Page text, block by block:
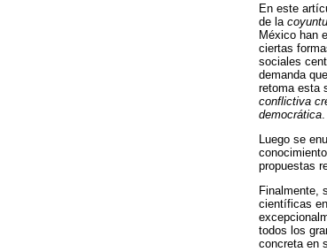
En este
de la
México han
ciertas
sociales
demanda
retoma esta
conflictiva
democrática
Luego se
propuestas
Finalmente,
científicas
todos los
concreta en